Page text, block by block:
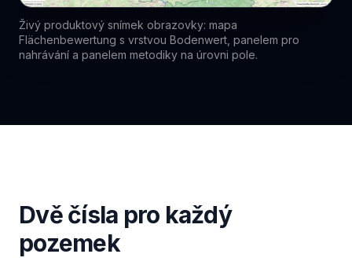
Živý produktový snímek obrazovky: mapa
Flächenbewertung s vrstvou Bodenwert, panelem pro
nahrávání a panelem metodiky na úrovni pole.
Dvě čísla pro každý
pozemek